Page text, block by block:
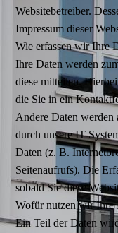
Websitebetreiber.
Impressum dieser
Wie erfassen wir Ihre
Ihre Daten werden
diese mitteilen.
die Sie in ein
Andere Daten werden
durch unsere IT-
Daten (z. B.
Seitenaufrufs). Die
sobald Sie diese
Wofür nutzen wir Ihre
Ein Teil der Daten